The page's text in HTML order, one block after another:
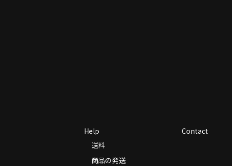
Help
送料
商品の発送
Contact